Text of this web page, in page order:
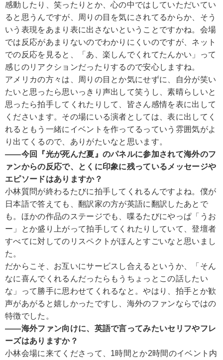
感動したり、笑ったりとか、心の中ではしていただいてい
ると思うんですが、周りの目を気にされてるからか、そう
いう表現をあまり表に出さないということですかね。会場
では反応があまりないのでわかりにくいのですが、ネット
での反応を見ると、「あ、楽しんでくれてたんかい」って
感じのリアクションだったりするので安心しますね。
アメリカの方々は、周りの目とか気にせずに、自分が笑い
たいと思ったら思いっきり声出して笑うし、素晴らしいと
思ったら拍手してくれたりして、皆さん感情を表に出して
くださいます。その場にいる演者としては、表に出してく
れるともう一緒にイベントを作ってるっていう雰囲気がよ
り出てくるので、ありがたいなと思います。
――今回『光が死んだ夏』のパネルに参加されて海外のフ
ァンからの反応で、とくに印象に残っているメッセージや
エピソードはありますか？
小林質問が終わるたびに拍手してくれるんですよね。僕が
日本語で答えても、翻訳家の方が英語に翻訳したあとで
も。ほかの作品のステージでも、喋るたびにやっぱ「うお
ー」とか盛り上がって拍手してくれたりしていて、登壇者
すべてに対してのリスペクトがほんとすごいなと思いまし
た。
だからこそ、お互いにサービスし合えるというか、「そん
なに喜んでくれるんだったらもうちょっとこの話したい
な」って勝手に思わせてくれるなと。やはり、拍手とか歓
声があがると嬉しかったですし、海外のファンならではの
特徴でした。
――海外ファン向けに、英語で言ってみたいセリフやフレ
ーズはありますか？
小林会場に来てくださって、1時間とか2時間のイベント内